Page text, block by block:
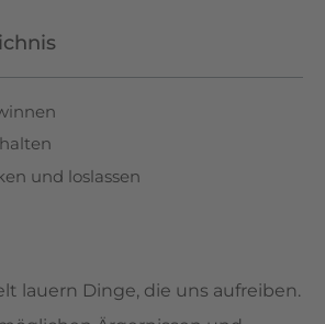
und loslassen
lauern Dinge, die uns aufreiben.